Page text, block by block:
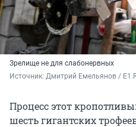
Зрелище не для слабонервных
Источник: Дмитрий Емельянов /
Процесс этот
шесть гигантских